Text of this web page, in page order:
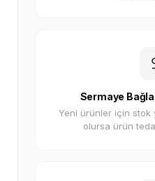
Sermaye
Yeni ürünler için stok
olursa ürün